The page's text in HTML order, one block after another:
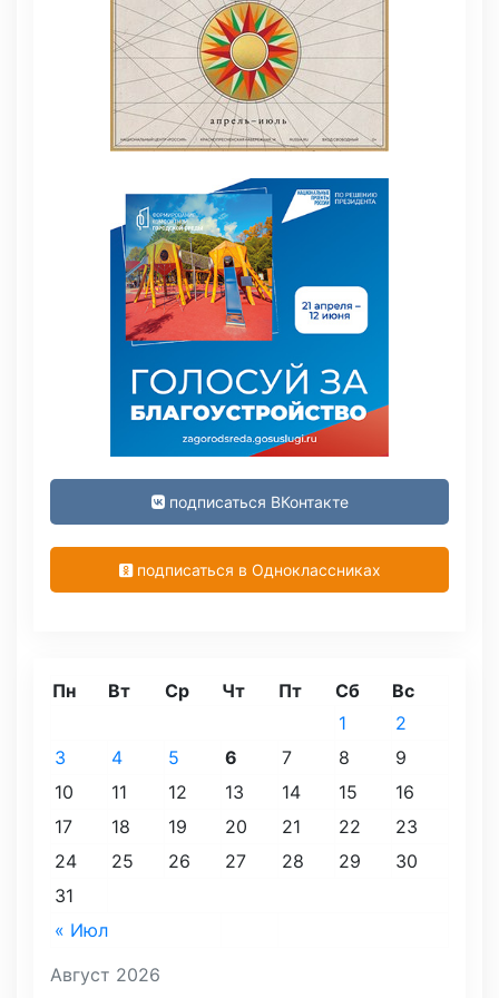
подписаться ВКонтакте
подписаться в Одноклассниках
Август 2026
Пн Вт Ср Чт Пт Сб Вс
« Июл
1
2
3
4 5 6 7 8
9
10
11 12 13 14 15
16
17
18 19 20 21 22
23
24
25 26 27 28 29
30
31